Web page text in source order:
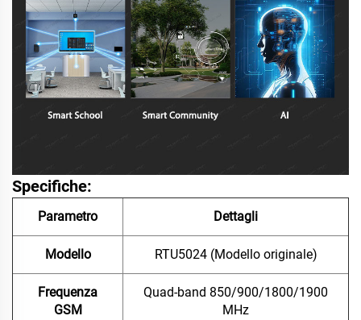
Specifiche:
Parametro Dettagli
Modello RTU5024 (Modello originale)
Frequenza
GSM
Quad-band 850/900/1800/1900
MHz